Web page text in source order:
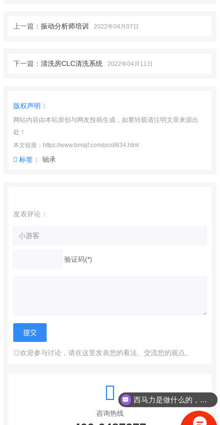
上一篇： 振动分析师培训 2022年04月07日
下一篇： 清洗房CLC清洗系统 2022年04月11日
版权声明：
网站内容由本站原创与网友投稿生成，如要转载请注明文章来源出
处！
本文链接：https://www.bmajf.com/post/634.html
标签： 轴承
发表评论：
验证码(*)
◎欢迎参与讨论，请在这里发表您的看法、交流您的观点。
咨询热线
西马力是做什么的，可以介绍下你们的产品么？